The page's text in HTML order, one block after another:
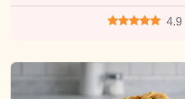
4.9